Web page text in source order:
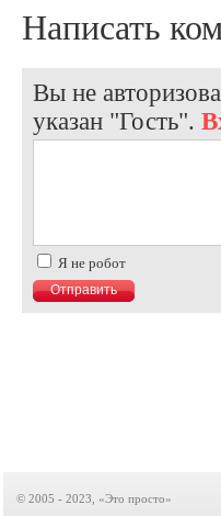
Написать
Вы не
указан "Гость".
Я не робот
© 2005 - 2023, «Это просто»